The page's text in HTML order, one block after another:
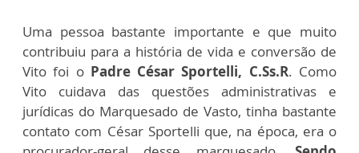
Uma pessoa bastante importante e que muito
contribuiu para a história de vida e conversão de
Vito foi o Padre César Sportelli, C.Ss.R. Como
Vito cuidava das questões administrativas e
jurídicas do Marquesado de Vasto, tinha bastante
contato com César Sportelli que, na época, era o